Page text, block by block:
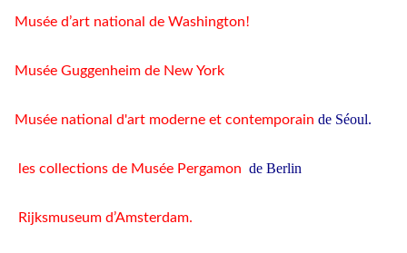
Musée d’art national de Washington!
Musée Guggenheim de New York
Musée national d'art moderne et contemporain de Séoul.
les collections de Musée Pergamon de Berlin
Rijksmuseum d’Amsterdam.